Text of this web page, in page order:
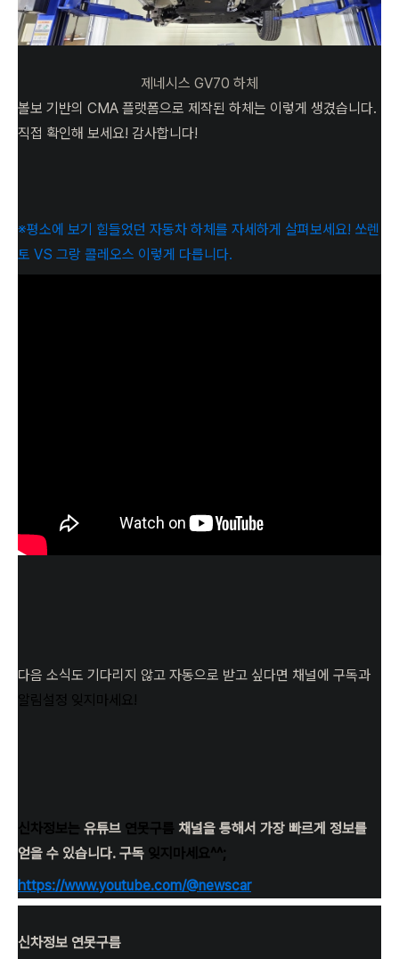
제네시스 GV70 하체
볼보 기반의 CMA 플랫폼으로 제작된 하체는 이렇게 생겼습니다.
직접 확인해 보세요! 감사합니다!
※평소에 보기 힘들었던 자동차 하체를 자세하게 살펴보세요! 쏘렌
토 VS 그랑 콜레오스 이렇게 다릅니다.
다음 소식도 기다리지 않고 자동으로 받고 싶다면 채널에 구독과
알림설정 잊지마세요!
신차정보는 유튜브 연못구름 채널을 통해서 가장 빠르게 정보를
얻을 수 있습니다. 구독 잊지마세요^^;
https://www.youtube.com/@newscar
신차정보 연못구름